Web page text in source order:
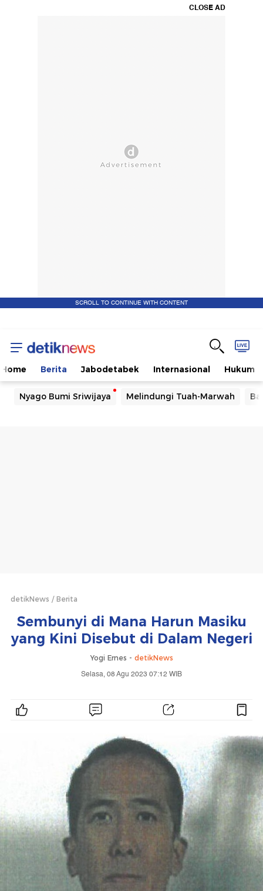
CLOSE AD
SCROLL TO CONTINUE WITH CONTENT
Home Berita Jabodetabek Internasional Hukum
Nyago Bumi Sriwijaya Melindungi Tuah-Marwah
detikNews Berita
Sembunyi di Mana Harun Masiku
yang Kini Disebut di Dalam Negeri
Yogi Ernes - detikNews
Selasa, 08 Agu 2023 07:12 WIB